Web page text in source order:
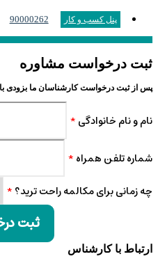
پنل کسب و کار 90000262
ثبت درخواست مشاوره
پس از ثبت درخواست کارشناسان ما بزودی
نام و نام خانوادگی *
شماره تلفن همراه *
چه زمانی برای مکالمه راحت ترید؟ *
ثبت
ارتباط با کارشناس